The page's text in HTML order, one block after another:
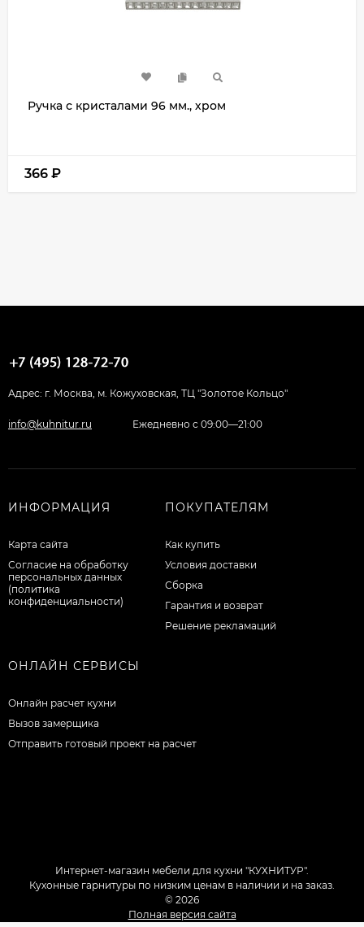
Ручка с кристалами 96 мм., хром
366 ₽
Адрес: г. Москва, м. Кожуховская, ТЦ "Золотое Кольцо"
info@kuhnitur.ru Ежедневно с 09:00—21:00
ИНФОРМАЦИЯ
Карта сайта
Согласие на обработку
персональных данных
(политика
конфиденциальности)
ПОКУПАТЕЛЯМ
Как купить
Условия доставки
Сборка
Гарантия и возврат
Решение рекламаций
ОНЛАЙН СЕРВИСЫ
Онлайн расчет кухни
Вызов замерщика
Отправить готовый проект на расчет
Интернет-магазин мебели для кухни "КУХНИТУР".
Кухонные гарнитуры по низким ценам в наличии и на заказ.
© 2026
Полная версия сайта